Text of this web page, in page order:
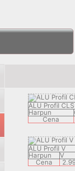
ALU Profil
Harpun
Cena
ALU Profil V
Harpun
V
Cena